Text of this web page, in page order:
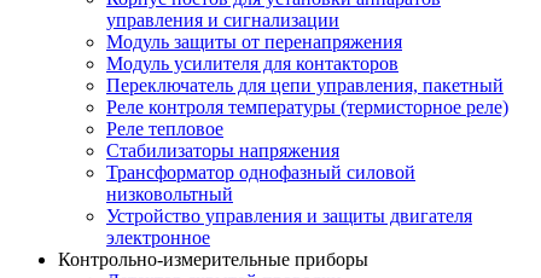
управления и сигнализации
Модуль защиты от перенапряжения
Модуль усилителя для контакторов
Переключатель для цепи управления, пакетный
Реле контроля температуры (термисторное реле)
Реле тепловое
Стабилизаторы напряжения
Трансформатор однофазный силовой
низковольтный
Устройство управления и защиты двигателя
электронное
Контрольно-измерительные приборы